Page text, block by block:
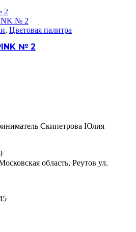
, Цветовая палитра
№ 2
Скипетрова Юлия
область, Реутов ул.